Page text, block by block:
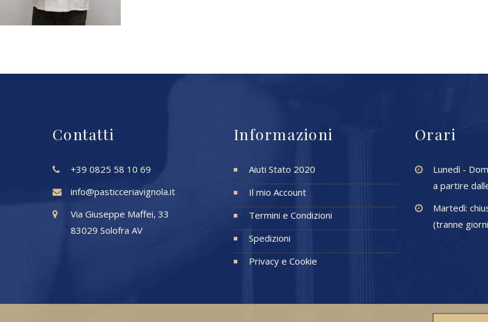
Contatti
+39 0825 58 10 69
info@pasticceriavignola.it
Via Giuseppe Maffei, 33
83029 Solofra AV
Informazioni
Aiuti Stato 2020
Il mio Account
Termini e Condizioni
Spedizioni
Privacy e Cookie
Orari
Lunedì -
a partire
Martedì:
(tranne